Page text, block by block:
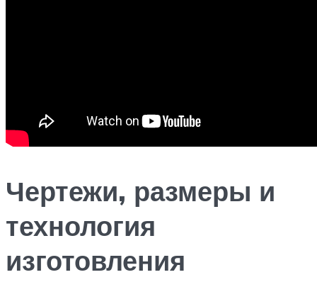
Чертежи, размеры и
технология
изготовления